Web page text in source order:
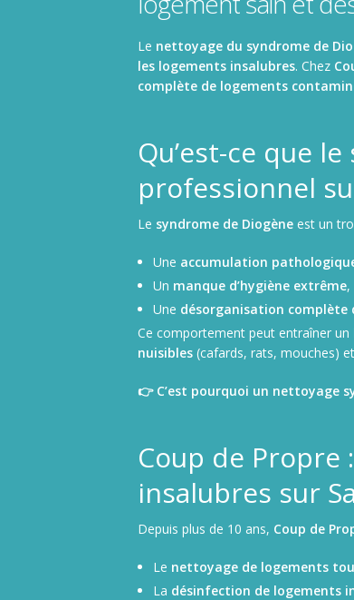
Nettoyage de camions, poids lourds et
Le nettoyage du syndrome de
les logements insalubres. Chez
complète de logements
Qu’est-ce que
professionnel
Le syndrome de Diogène est un
Une accumulation
Un manque d’hygiène extrême,
Une désorganisation complète
Ce comportement peut entraîner un
nuisibles (cafards, rats, mouches)
👉 C’est pourquoi un nettoyage
Coup de
insalubres sur
Depuis plus de 10 ans, Coup de
Le nettoyage de logements
La désinfection de logements